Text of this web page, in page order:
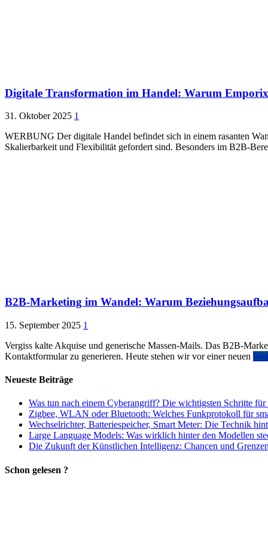
Digitale Transformation im Handel: Warum
31. Oktober 2025 1
WERBUNG Der digitale Handel befindet sich in einem rasanten
Skalierbarkeit und Flexibilität gefordert sind. Besonders im B2B-
B2B-Marketing im Wandel: Warum
15. September 2025 1
Vergiss kalte Akquise und generische Massen-Mails. Das B2B-
Kontaktformular zu generieren. Heute stehen wir vor einer neuen
Neueste Beiträge
Was tun nach einem Cyberangriff? Die wichtigsten Schritte
Zigbee, WLAN oder Bluetooth: Welches Funkprotokoll für
Wechselrichter, Batteriespeicher, Smart Meter: Die Technik
Large Language Models: Was wirklich hinter den Modellen
Die Zukunft der Künstlichen Intelligenz: Chancen und
Schon gelesen ?